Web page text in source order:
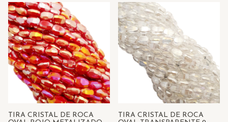
TIRA CRISTAL DE ROCA
TIRA CRISTAL DE ROCA